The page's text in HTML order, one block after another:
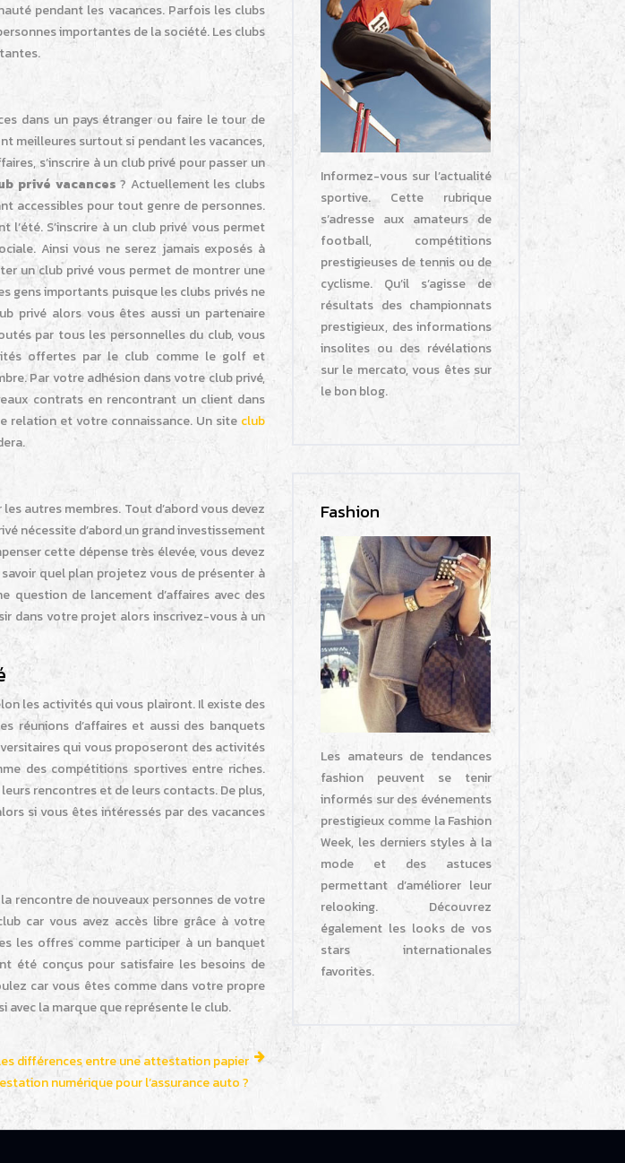
pendant les vacances. Parfois les clubs
importantes de la société. Les clubs
dans un pays étranger ou faire le tour de
meilleures surtout si pendant les vacances,
s’inscrire à un club privé pour passer un
privé vacances ? Actuellement les clubs
accessibles pour tout genre de personnes.
l’été. S’inscrire à un club privé vous permet
Ainsi vous ne serez jamais exposés à
un club privé vous permet de montrer une
gens importants puisque les clubs privés ne
privé alors vous êtes aussi un partenaire
par tous les personnelles du club, vous
offertes par le club comme le golf et
Par votre adhésion dans votre club privé,
contrats en rencontrant un client dans
relation et votre connaissance. Un site club
autres membres. Tout d’abord vous devez
nécessite d’abord un grand investissement
cette dépense très élevée, vous devez
quel plan projetez vous de présenter à
question de lancement d’affaires avec des
dans votre projet alors inscrivez-vous à un
les activités qui vous plairont. Il existe des
réunions d’affaires et aussi des banquets
qui vous proposeront des activités
des compétitions sportives entre riches.
rencontres et de leurs contacts. De plus,
si vous êtes intéressés par des vacances
rencontre de nouveaux personnes de votre
car vous avez accès libre grâce à votre
les offres comme participer à un banquet
été conçus pour satisfaire les besoins de
car vous êtes comme dans votre propre
avec la marque que représente le club.
différences entre une attestation papier
numérique pour l’assurance auto ?
Informez-vous sur l’actualité
sportive. Cette rubrique
s’adresse aux amateurs de
football, compétitions
prestigieuses de tennis ou de
cyclisme. Qu’il s’agisse de
résultats des championnats
prestigieux, des informations
insolites ou des révélations
sur le mercato, vous êtes sur
le bon blog.
Fashion
Les amateurs de tendances
fashion peuvent se tenir
informés sur des événements
prestigieux comme la Fashion
Week, les derniers styles à la
mode et des astuces
permettant d’améliorer leur
relooking. Découvrez
également les looks de vos
stars internationales
favorites.